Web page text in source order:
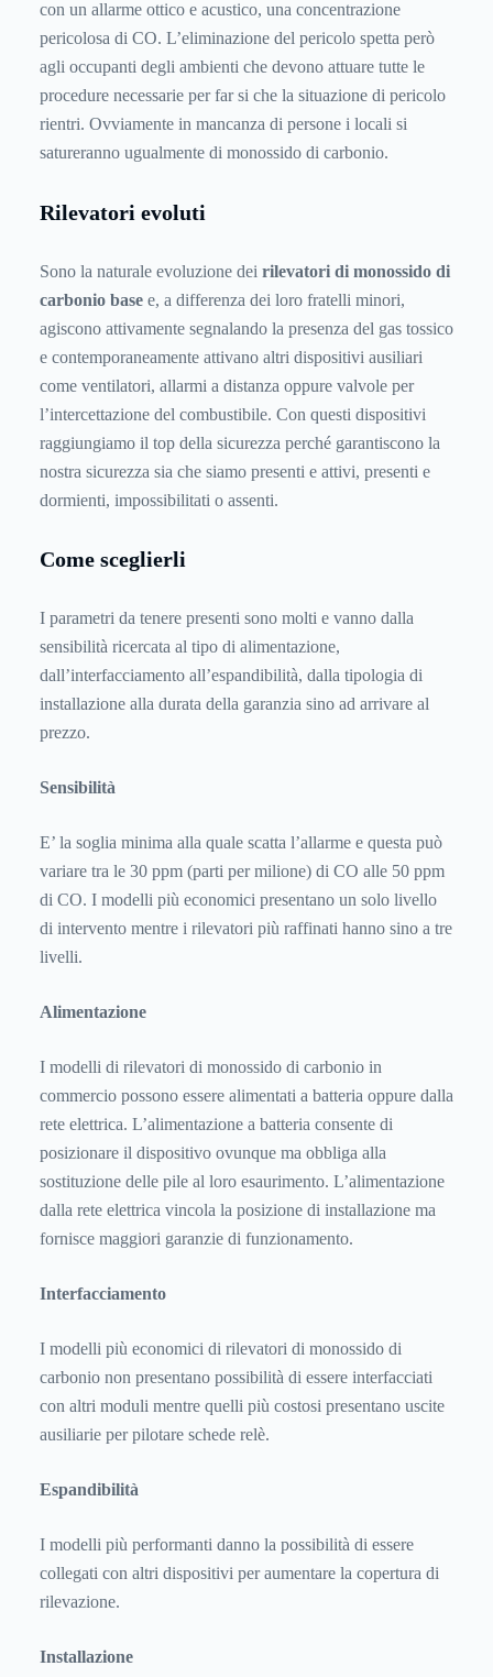
con un allarme ottico e acustico, una concentrazione
pericolosa di CO. L’eliminazione del pericolo spetta però
agli occupanti degli ambienti che devono attuare tutte le
procedure necessarie per far si che la situazione di pericolo
rientri. Ovviamente in mancanza di persone i locali si
satureranno ugualmente di monossido di carbonio.
Rilevatori evoluti
Sono la naturale evoluzione dei rilevatori di monossido di
carbonio base e, a differenza dei loro fratelli minori,
agiscono attivamente segnalando la presenza del gas tossico
e contemporaneamente attivano altri dispositivi ausiliari
come ventilatori, allarmi a distanza oppure valvole per
l’intercettazione del combustibile. Con questi dispositivi
raggiungiamo il top della sicurezza perché garantiscono la
nostra sicurezza sia che siamo presenti e attivi, presenti e
dormienti, impossibilitati o assenti.
Come sceglierli
I parametri da tenere presenti sono molti e vanno dalla
sensibilità ricercata al tipo di alimentazione,
dall’interfacciamento all’espandibilità, dalla tipologia di
installazione alla durata della garanzia sino ad arrivare al
prezzo.
Sensibilità
E’ la soglia minima alla quale scatta l’allarme e questa può
variare tra le 30 ppm (parti per milione) di CO alle 50 ppm
di CO. I modelli più economici presentano un solo livello
di intervento mentre i rilevatori più raffinati hanno sino a tre
livelli.
Alimentazione
I modelli di rilevatori di monossido di carbonio in
commercio possono essere alimentati a batteria oppure dalla
rete elettrica. L’alimentazione a batteria consente di
posizionare il dispositivo ovunque ma obbliga alla
sostituzione delle pile al loro esaurimento. L’alimentazione
dalla rete elettrica vincola la posizione di installazione ma
fornisce maggiori garanzie di funzionamento.
Interfacciamento
I modelli più economici di rilevatori di monossido di
carbonio non presentano possibilità di essere interfacciati
con altri moduli mentre quelli più costosi presentano uscite
ausiliarie per pilotare schede relè.
Espandibilità
I modelli più performanti danno la possibilità di essere
collegati con altri dispositivi per aumentare la copertura di
rilevazione.
Installazione